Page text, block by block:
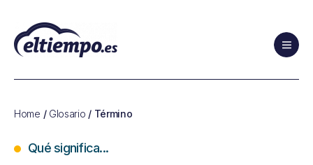
de
Climático
de
Home / Glosario / Término
Qué significa...